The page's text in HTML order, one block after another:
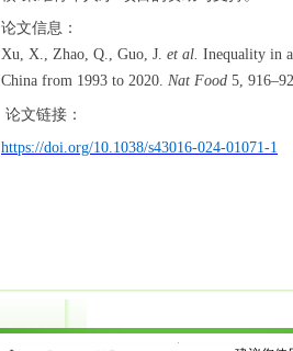
论文信息：
Xu, X., Zhao, Q., Guo, J. et al. Inequality in
China from 1993 to 2020. Nat Food 5,
论文链接：
https://doi.org/10.1038/s43016-024-01071-1